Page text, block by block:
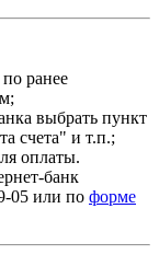
ранее
выбрать пункт
счета" и т.п.;
оплаты.
банк
05 или по форме